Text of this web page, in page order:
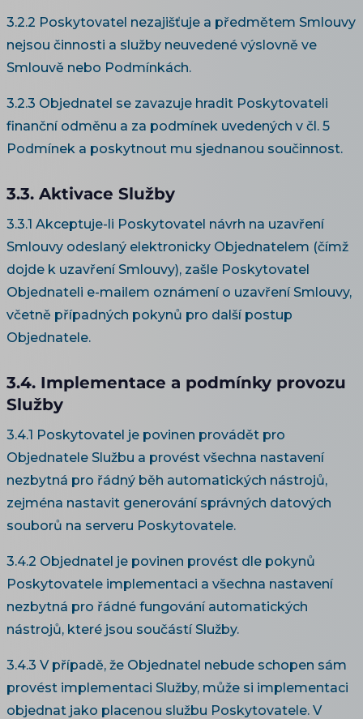
3.2.2 Poskytovatel nezajišťuje a předmětem Smlouvy
nejsou činnosti a služby neuvedené výslovně ve
Smlouvě nebo Podmínkách.
3.2.3 Objednatel se zavazuje hradit Poskytovateli
finanční odměnu a za podmínek uvedených v čl. 5
Podmínek a poskytnout mu sjednanou součinnost.
3.3. Aktivace Služby
3.3.1 Akceptuje-li Poskytovatel návrh na uzavření
Smlouvy odeslaný elektronicky Objednatelem (čímž
dojde k uzavření Smlouvy), zašle Poskytovatel
Objednateli e-mailem oznámení o uzavření Smlouvy,
včetně případných pokynů pro další postup
Objednatele.
3.4. Implementace a podmínky provozu
Služby
3.4.1 Poskytovatel je povinen provádět pro
Objednatele Službu a provést všechna nastavení
nezbytná pro řádný běh automatických nástrojů,
zejména nastavit generování správných datových
souborů na serveru Poskytovatele.
3.4.2 Objednatel je povinen provést dle pokynů
Poskytovatele implementaci a všechna nastavení
nezbytná pro řádné fungování automatických
nástrojů, které jsou součástí Služby.
3.4.3 V případě, že Objednatel nebude schopen sám
provést implementaci Služby, může si implementaci
objednat jako placenou službu Poskytovatele. V